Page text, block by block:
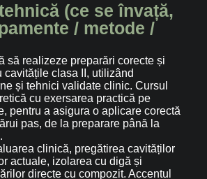
(ce se învață,
/ metode /
să realizeze preparări corecte și
cavitățile clasa II, utilizând
și tehnici validate clinic. Cursul
cu exersarea practică pe
pentru a asigura o aplicare corectă
pas, de la preparare până la
clinică, pregătirea cavităților
actuale, izolarea cu digă și
directe cu compozit. Accentul